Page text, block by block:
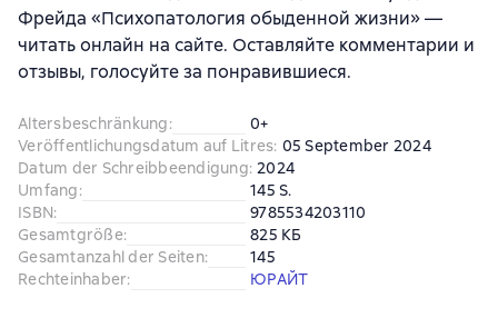
Фрейда «Психопатология обыденной жизни» —
читать онлайн на сайте. Оставляйте комментарии и
отзывы, голосуйте за понравившиеся.
Altersbeschränkung:
0+
Veröffentlichungsdatum auf Litres: 05 September 2024
Datum der Schreibbeendigung: 2024
Umfang:
145 S.
ISBN:
9785534203110
Gesamtgröße:
825 КБ
Gesamtanzahl der Seiten:
145
Rechteinhaber: ЮРАЙТ